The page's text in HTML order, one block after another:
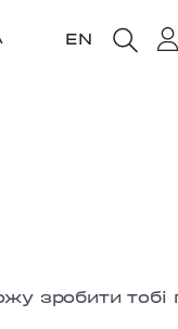
EN
зробити тобі